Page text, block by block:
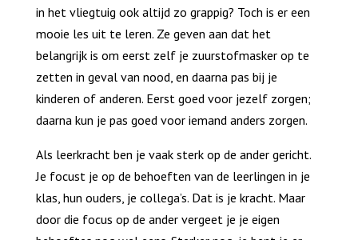
in het vliegtuig ook altijd zo grappig? Toch is er een
mooie les uit te leren. Ze geven aan dat het
belangrijk is om eerst zelf je zuurstofmasker op te
zetten in geval van nood, en daarna pas bij je
kinderen of anderen. Eerst goed voor jezelf zorgen;
daarna kun je pas goed voor iemand anders zorgen.
Als leerkracht ben je vaak sterk op de ander gericht.
Je focust je op de behoeften van de leerlingen in je
klas, hun ouders, je collega’s. Dat is je kracht. Maar
door die focus op de ander vergeet je je eigen